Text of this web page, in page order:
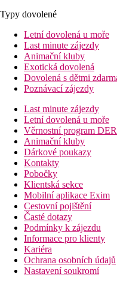
Typy dovolené
Letní dovolená u moře
Last minute zájezdy
Animační kluby
Exotická dovolená
Dovolená s dětmi
Poznávací zájezdy
Last minute zájezdy
Letní dovolená u moře
Věrnostní program
Animační kluby
Dárkové poukazy
Kontakty
Pobočky
Klientská sekce
Mobilní aplikace Exim
Cestovní pojištění
Časté dotazy
Podmínky k zájezdu
Informace pro klienty
Kariéra
Ochrana osobních údajů
Nastavení soukromí